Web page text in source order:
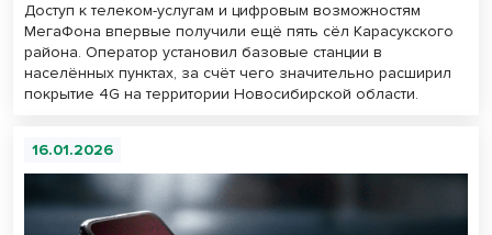
Доступ к телеком-услугам и цифровым возможностям
МегаФона впервые получили ещё пять сёл Карасукского
района. Оператор установил базовые станции в
населённых пунктах, за счёт чего значительно расширил
покрытие 4G на территории Новосибирской области.
16.01.2026